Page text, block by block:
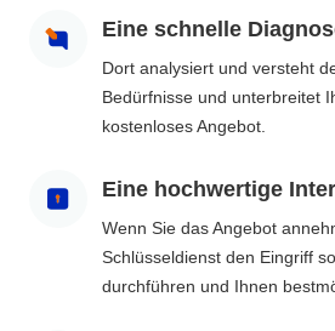
Eine schnelle
Dort analysiert und versteht
Bedürfnisse und unterbreitet
kostenloses Angebot.
Eine hochwertige
Wenn Sie das Angebot
Schlüsseldienst den Eingriff
durchführen und Ihnen